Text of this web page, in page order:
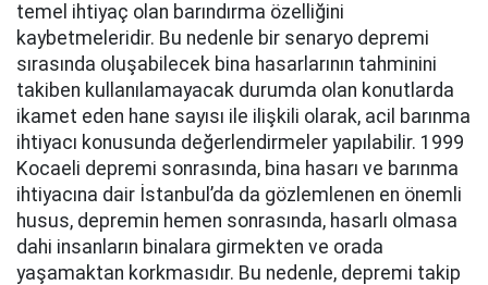
temel ihtiyaç olan barındırma özelliğini
kaybetmeleridir. Bu nedenle bir senaryo depremi
sırasında oluşabilecek bina hasarlarının tahminini
takiben kullanılamayacak durumda olan konutlarda
ikamet eden hane sayısı ile ilişkili olarak, acil barınma
ihtiyacı konusunda değerlendirmeler yapılabilir. 1999
Kocaeli depremi sonrasında, bina hasarı ve barınma
ihtiyacına dair İstanbul’da da gözlemlenen en önemli
husus, depremin hemen sonrasında, hasarlı olmasa
dahi insanların binalara girmekten ve orada
yaşamaktan korkmasıdır. Bu nedenle, depremi takip